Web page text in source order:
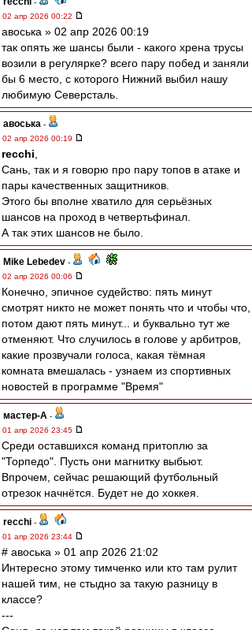
-
02 апр 2026 00:22
авоська » 02 апр 2026 00:19
так опять же шансы были - какого хрена трусы
возили в регулярке? всего пару побед и заняли
бы 6 место, с которого Нижний выбил нашу
любимую Северсталь.
авоська -
02 апр 2026 00:19
recchi
Сань, так и я говорю про пару топов в атаке и
пары качественных защитников.
Этого бы вполне хватило для серьёзных
шансов на проход в четвертьфинал.
А так этих шансов не было.
Mike Lebedev -
02 апр 2026 00:06
Конечно, эпичное судейство: пять минут
смотрят никто не может понять что и чтобы что,
потом дают пять минут... и буквально тут же
отменяют. Что случилось в голове у арбитров,
какие прозвучали голоса, какая тёмная
комната вмешалась - узнаем из спортивных
новостей в программе "Время"
мастер-А -
01 апр 2026 23:45
Среди оставшихся команд притоплю за
"Торпедо". Пусть они магнитку выбьют.
Впрочем, сейчас решающий футбольный
отрезок начнётся. Будет не до хоккея.
recchi -
01 апр 2026 23:44
# авоська » 01 апр 2026 21:02
Интересно этому тимченко или кто там рулит
нашей тим, не стыдно за такую разницу в
классе?
---